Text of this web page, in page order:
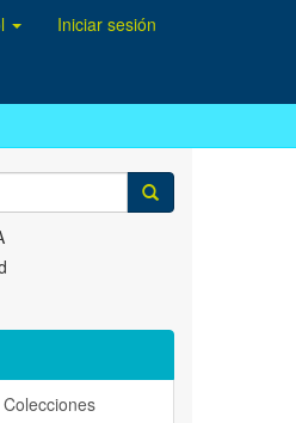
Iniciar sesión